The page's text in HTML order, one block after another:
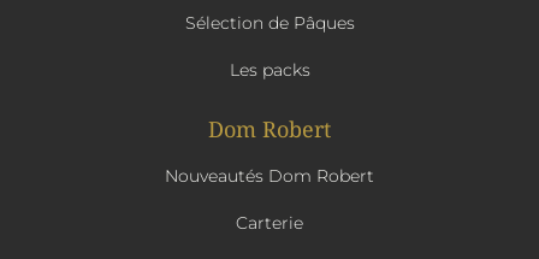
Sélection de Pâques
Les packs
Dom Robert
Nouveautés Dom Robert
Carterie